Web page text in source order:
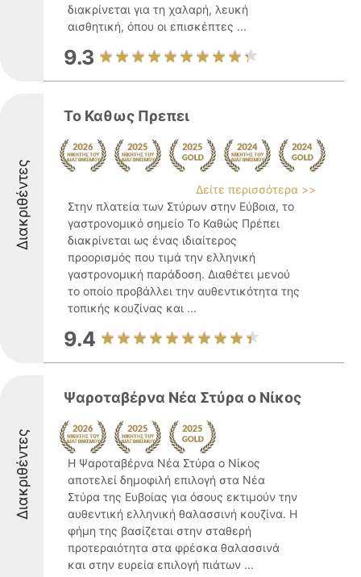
διακρίνεται για τη χαλαρή, λευκή
αισθητική, όπου οι επισκέπτες ...
9.3
Διακριθέντες
Το Καθως Πρεπει
Δείτε περισσότερα >>
Στην πλατεία των Στύρων στην Εύβοια, το
γαστρονομικό σημείο Το Καθώς Πρέπει
διακρίνεται ως ένας ιδιαίτερος
προορισμός που τιμά την ελληνική
γαστρονομική παράδοση. Διαθέτει μενού
το οποίο προβάλλει την αυθεντικότητα της
τοπικής κουζίνας και ...
9.4
Διακριθέντες
Ψαροταβέρνα Νέα Στύρα ο Νίκος
Η Ψαροταβέρνα Νέα Στύρα ο Νίκος
αποτελεί δημοφιλή επιλογή στα Νέα
Στύρα της Ευβοίας για όσους εκτιμούν την
αυθεντική ελληνική θαλασσινή κουζίνα. Η
φήμη της βασίζεται στην σταθερή
προτεραιότητα στα φρέσκα θαλασσινά
και στην ευρεία επιλογή πιάτων ...